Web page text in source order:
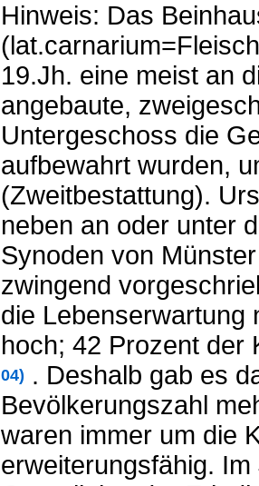
Hinweis: Das
19.Jh. eine meist an
angebaute,
Untergeschoss die
aufbewahrt wurden,
(Zweitbestattung).
neben an oder unter
Synoden von
zwingend
die Lebenserwartung
hoch; 42 Prozent der
04) . Deshalb gab es
Bevölkerungszahl
waren immer um die
erweiterungsfähig.